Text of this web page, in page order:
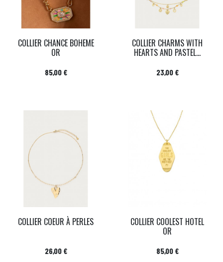
COLLIER CHANCE BOHEME
OR
Prix
85,00 €
COLLIER CHARMS WITH
HEARTS AND PASTEL...
Prix
23,00 €
COLLIER COEUR À PERLES
Prix
26,00 €
COLLIER COOLEST HOTEL
OR
Prix
85,00 €